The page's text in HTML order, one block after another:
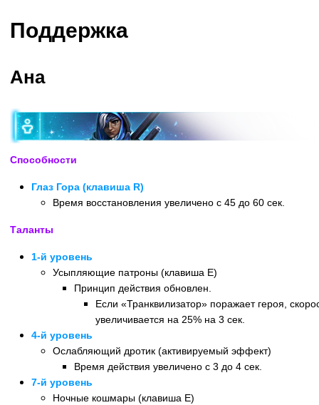
Поддержка
Ана
Способности
Глаз Гора (клавиша R)
Время восстановления увеличено с 45 до 60 сек.
Таланты
1-й уровень
Усыпляющие патроны (клавиша E)
Принцип действия обновлен.
Если «Транквилизатор» поражает героя,
увеличивается на 25% на 3 сек.
4-й уровень
Ослабляющий дротик (активируемый эффект)
Время действия увеличено с 3 до 4 сек.
7-й уровень
Ночные кошмары (клавиша E)